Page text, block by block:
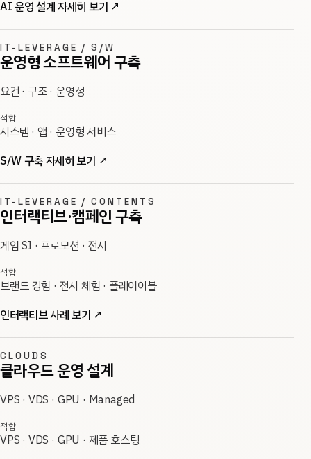
AI 운영 설계 자세히 보기 ↗
IT-LEVERAGE / S/W
운영형 소프트웨어 구축
요건 · 구조 · 운영성
적합
시스템 · 앱 · 운영형 서비스
S/W 구축 자세히 보기 ↗
IT-LEVERAGE / CONTENTS
인터랙티브·캠페인 구축
게임 SI · 프로모션 · 전시
적합
브랜드 경험 · 전시 체험 · 플레이어블
인터랙티브 사례 보기 ↗
CLOUDS
클라우드 운영 설계
VPS · VDS · GPU · Managed
적합
VPS · VDS · GPU · 제품 호스팅